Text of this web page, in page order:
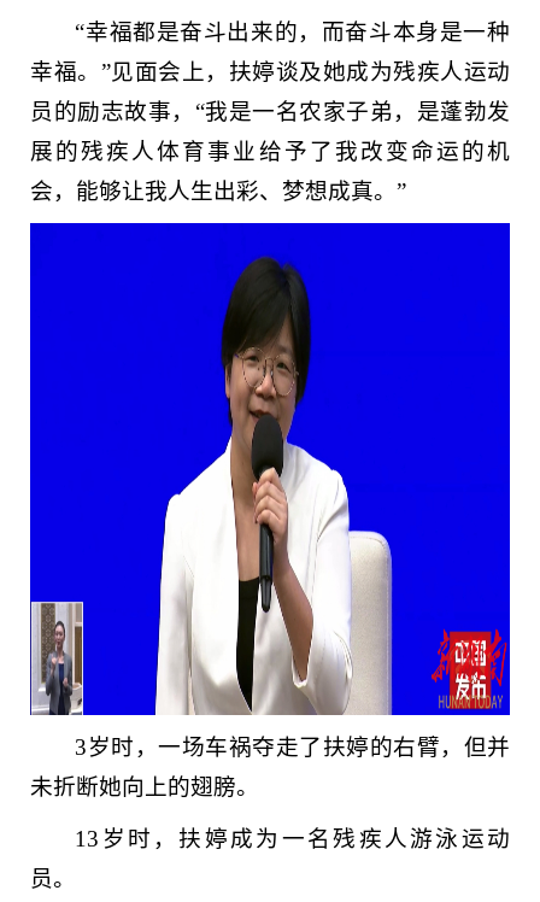
“幸福都是奋斗出来的，而奋斗本身是一种
幸福。”见面会上，扶婷谈及她成为残疾人运动
员的励志故事，“我是一名农家子弟，是蓬勃发
展的残疾人体育事业给予了我改变命运的机
会，能够让我人生出彩、梦想成真。”
3岁时，一场车祸夺走了扶婷的右臂，但并
未折断她向上的翅膀。
13岁时，扶婷成为一名残疾人游泳运动
员。